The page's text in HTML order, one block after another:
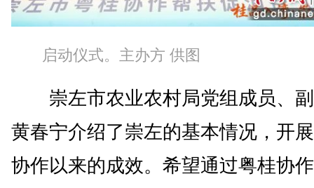
启动仪式。主办方 供图
崇左市农业农村局党组成员、
黄春宁介绍了崇左的基本情况，开
协作以来的成效。希望通过粤桂协